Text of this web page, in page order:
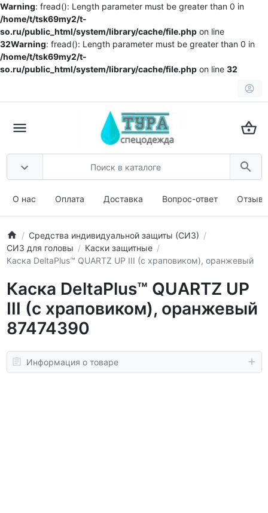
Warning: fread(): Length parameter must be greater than 0 in
/home/t/tsk69my2/t-
so.ru/public_html/system/library/cache/file.php on line
32Warning: fread(): Length parameter must be greater than 0 in
/home/t/tsk69my2/t-
so.ru/public_html/system/library/cache/file.php on line 32
О нас Оплата Доставка Вопрос-ответ
Средства индивидуальной защиты (СИЗ)
СИЗ для головы
Каски защитные
Каска DeltaPlus™ QUARTZ UP III (с храповиком), оранжевый
Каска DeltaPlus™ QUARTZ UP
III (с храповиком), оранжевый
87474390
Информация о товаре